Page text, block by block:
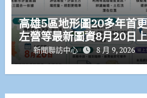
高雄5區地形圖20多年首
左營等最新圖資8月20日
新聞聯訪中心 8 月 9, 2026